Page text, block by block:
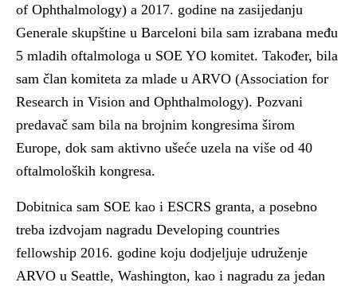
of Ophthalmology) a 2017. godine na zasijedanju
Generale skupštine u Barceloni bila sam izrabana među
5 mladih oftalmologa u SOE YO komitet. Također, bila
sam član komiteta za mlade u ARVO (Association for
Research in Vision and Ophthalmology). Pozvani
predavač sam bila na brojnim kongresima širom
Europe, dok sam aktivno ušeće uzela na više od 40
oftalmoloških kongresa.
Dobitnica sam SOE kao i ESCRS granta, a posebno
treba izdvojam nagradu Developing countries
fellowship 2016. godine koju dodjeljuje udruženje
ARVO u Seattle, Washington, kao i nagradu za jedan